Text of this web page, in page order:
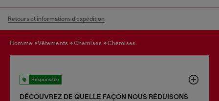
Retours et informations d'expédition
homme vêtements chemises chemises
Responsible
DÉCOUVREZ DE QUELLE FAÇON NOUS RÉDUISONS